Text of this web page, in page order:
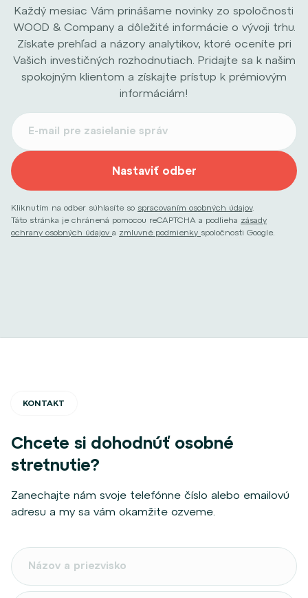
Každý mesiac Vám prinášame novinky zo spoločnosti
WOOD & Company a dôležité informácie o vývoji trhu.
Získate prehľad a názory analytikov, ktoré oceníte pri
Vašich investičných rozhodnutiach. Pridajte sa k našim
spokojným klientom a získajte prístup k prémiovým
informáciám!
Nastaviť odber
Kliknutím na odber súhlasíte so spracovaním osobných údajov.
Táto stránka je chránená pomocou reCAPTCHA a podlieha zásady
ochrany osobných údajov a zmluvné podmienky spoločnosti Google.
KONTAKT
Chcete si dohodnúť osobné
stretnutie?
Zanechajte nám svoje telefónne číslo alebo emailovú
adresu a my sa vám okamžite ozveme.